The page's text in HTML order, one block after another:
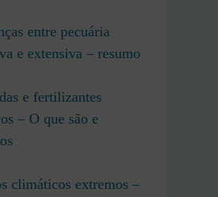
entre pecuária
e extensiva – resumo
e fertilizantes
– O que são e
climáticos extremos –